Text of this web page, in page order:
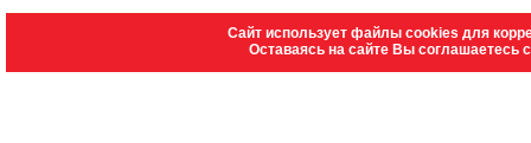
Сайт использует файлы cookies для
Оставаясь на сайте Вы соглашаетесь